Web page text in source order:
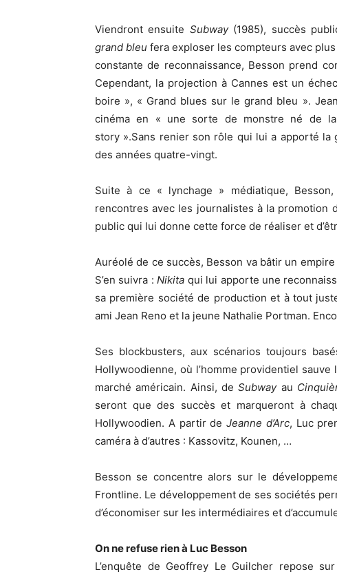
Viendront ensuite Subway(1985), succès
grand bleu fera exploser les compteurs avec
constante de reconnaissance, Besson prend
Cependant, la projection à Cannes est un
boire », « Grand blues sur le grand bleu ».
cinéma en « une sorte de monstre né de la
story ».Sans renier son rôle qui lui a apporté
des années quatre-vingt.
Suite à ce « lynchage » médiatique,
rencontres avec les journalistes à la
public qui lui donne cette force de réaliser et
Auréolé de ce succès, Besson va bâtir un empire
S’en suivra :Nikita qui lui apporte une
sa première société de production et à tout
ami Jean Reno et la jeune Nathalie Portman.
Ses blockbusters, aux scénarios toujours
Hollywoodienne, où l’homme providentiel
marché américain. Ainsi, deSubwayau
seront que des succès et marqueront à
Hollywoodien. A partir de Jeanne d’Arc, Luc
caméra à d’autres : Kassovitz, Kounen, …
Besson se concentre alors sur le
Frontline. Le développement de ses sociétés
d’économiser sur les intermédiaires et
On ne refuse rien à Luc Besson
L’enquête de Geoffrey Le Guilcher repose